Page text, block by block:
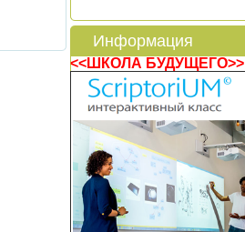
Информация
<<ШКОЛА БУДУЩЕГО>>